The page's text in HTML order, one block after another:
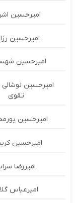
امیرحسین
امیرحسین
امیرحسین
امیرحسین
تقوی
امیرحسین
امیرحسین
امیررضا
امیرعباس